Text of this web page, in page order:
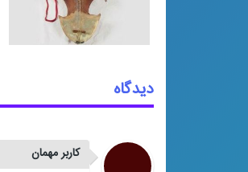
دیدگاه
کاربر مهمان